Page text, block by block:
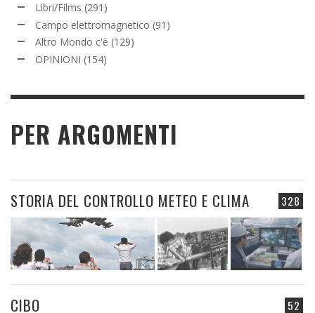
Libri/Films (291)
Campo elettromagnetico (91)
Altro Mondo c'è (129)
OPINIONI (154)
PER ARGOMENTI
328
STORIA DEL CONTROLLO METEO E CLIMA
52
CIBO